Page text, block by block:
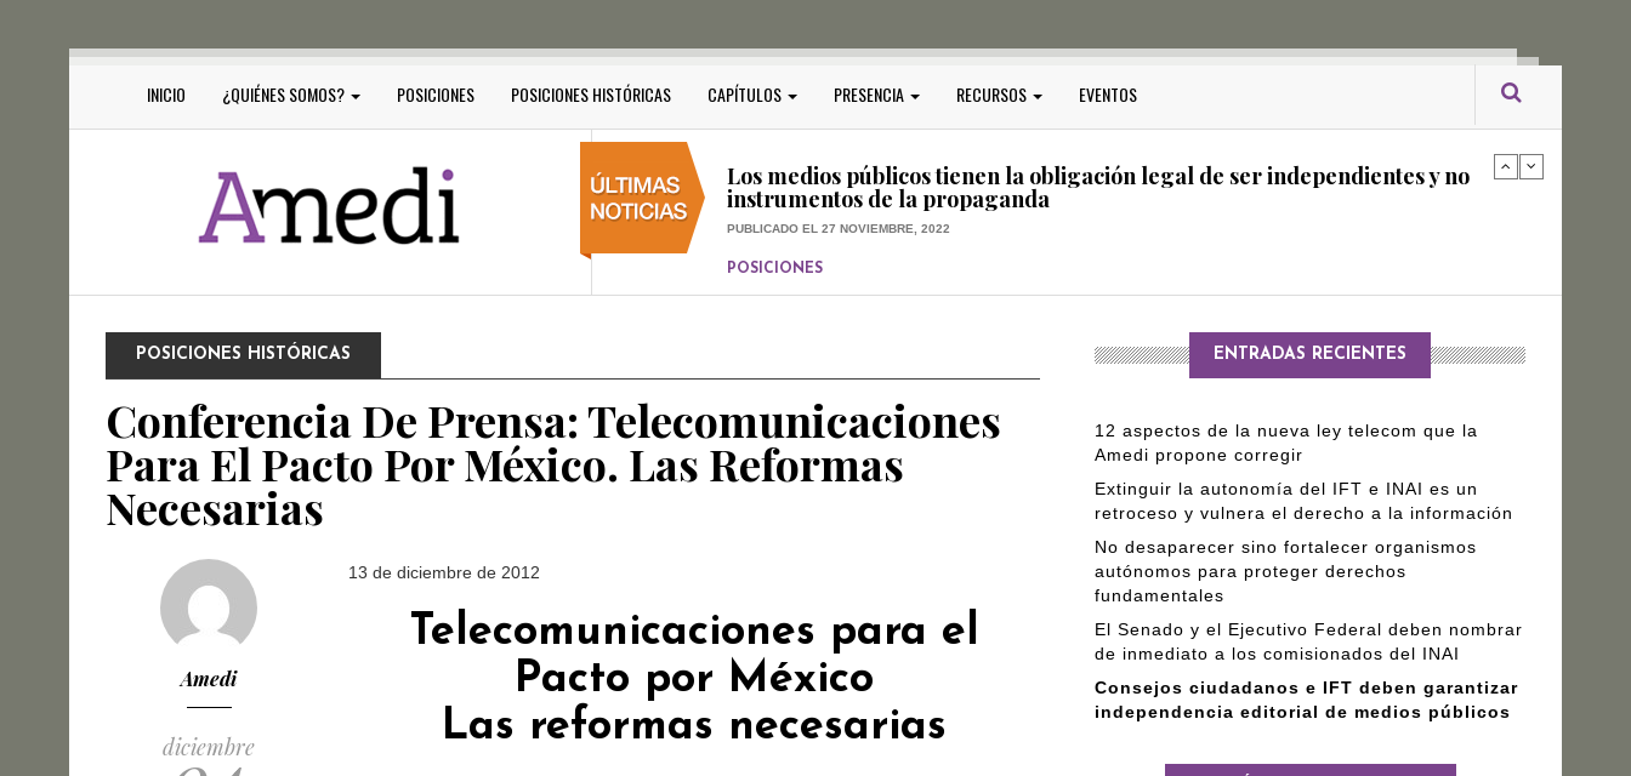
INICIO ¿QUIÉNES SOMOS? POSICIONES POSICIONES HISTÓRICAS CAPÍTULOS PRESENCIA RECURSOS EVENTOS
PUBLICADO EL 17 DICIEMBRE, 2022
Los medios públicos tienen la obligación legal de ser independientes y no
instrumentos de la propaganda
PUBLICADO EL 27 NOVIEMBRE, 2022
POSICIONES
Consejos ciudadanos e IFT deben garantizar independencia editorial de
POSICIONES HISTÓRICAS
Conferencia De Prensa: Telecomunicaciones
Para El Pacto Por México. Las Reformas
Necesarias
Amedi
diciembre
13 de diciembre de 2012
Telecomunicaciones para el
Pacto por México
Las reformas necesarias
ENTRADAS RECIENTES
12 aspectos de la nueva ley telecom que la
Amedi propone corregir
Extinguir la autonomía del IFT e INAI es un
retroceso y vulnera el derecho a la información
No desaparecer sino fortalecer organismos
autónomos para proteger derechos
fundamentales
El Senado y el Ejecutivo Federal deben nombrar
de inmediato a los comisionados del INAI
Consejos ciudadanos e IFT deben garantizar
independencia editorial de medios públicos